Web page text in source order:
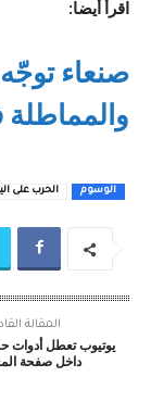
اقرأ أيضا:
صنعاء توجّه
الوسوم الحرب على
المقالة
يوتيوب تعطل أدوات
داخل صفحة